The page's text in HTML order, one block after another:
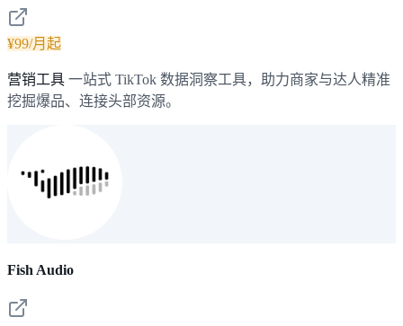
¥99/月起
营销工具 一站式 TikTok 数据洞察工具，助力商家与达人精准
挖掘爆品、连接头部资源。
Fish Audio